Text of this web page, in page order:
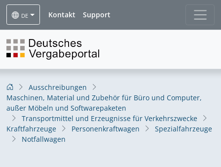
DE Kontakt Support
Ausschreibungen
Maschinen, Material und Zubehör für Büro und Computer,
außer Möbeln und Softwarepaketen
Transportmittel und Erzeugnisse für Verkehrszwecke
Kraftfahrzeuge
Personenkraftwagen
Spezialfahrzeuge
Notfallwagen